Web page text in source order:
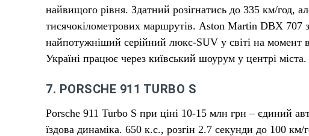
найвищого рівня. Здатний розігнатись до 335 км/год,
тисячокілометрових маршрутів. Aston Martin DBX 707
найпотужніший серійний люкс-SUV у світі на момент
Україні працює через київський шоурум у центрі міста.
7. PORSCHE 911 TURBO S
Porsche 911 Turbo S при ціні 10-15 млн грн – єдиний
їздова динаміка. 650 к.с., розгін 2.7 секунди до 100